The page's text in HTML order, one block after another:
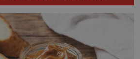
připevnit ke kufru kolečka.
právě ten nikdo dlouho
nedostane. Až jednou se na letišti
ozve věta, která změní […]